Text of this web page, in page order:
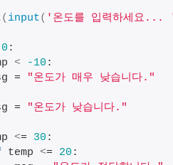
(input( '온도를 입력하세요...
0 :
< -10 :
=
"온도가 매우 낮습니다."
=
"온도가 낮습니다."
<= 30 :
temp <= 20 :